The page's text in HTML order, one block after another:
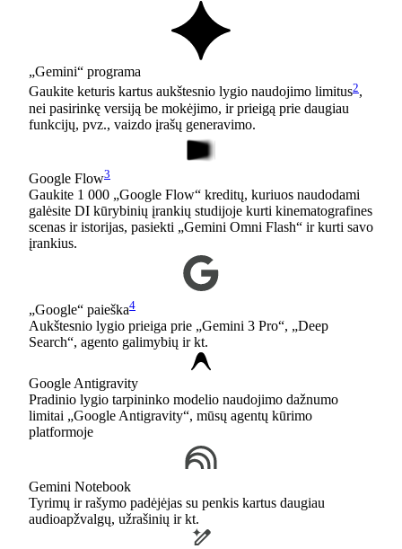
„Gemini“ programa
Gaukite keturis kartus aukštesnio lygio naudojimo limitus2,
nei pasirinkę versiją be mokėjimo, ir prieigą prie daugiau
funkcijų, pvz., vaizdo įrašų generavimo.
Google Flow3
Gaukite 1 000 „Google Flow“ kreditų, kuriuos naudodami
galėsite DI kūrybinių įrankių studijoje kurti kinematografines
scenas ir istorijas, pasiekti „Gemini Omni Flash“ ir kurti savo
įrankius.
„Google“ paieška4
Aukštesnio lygio prieiga prie „Gemini 3 Pro“, „Deep
Search“, agento galimybių ir kt.
Google Antigravity
Pradinio lygio tarpininko modelio naudojimo dažnumo
limitai „Google Antigravity“, mūsų agentų kūrimo
platformoje
Gemini Notebook
Tyrimų ir rašymo padėjėjas su penkis kartus daugiau
audioapžvalgų, užrašinių ir kt.